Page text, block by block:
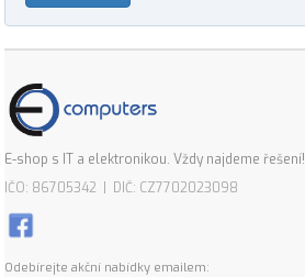
E-shop s IT a elektronikou. Vždy najdeme řešení!
IČO: 86705342 | DIČ: CZ7702023098
Odebírejte akční nabídky emailem: